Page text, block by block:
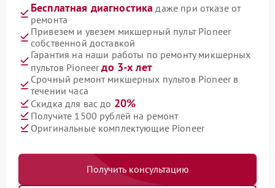
Бесплатная диагностика даже при отказе от
ремонта
Привезем и увезем микшерный пульт Pioneer
собственной доставкой
Гарантия на наши работы по ремонту микшерных
пультов Pioneerдо 3-х лет
Срочный ремонт микшерных пультов Pioneer в
течении часа
Скидка для вас до 20%
Получите 1500 рублей на ремонт
Оригинальные комплектующие Pioneer
Получить консультацию